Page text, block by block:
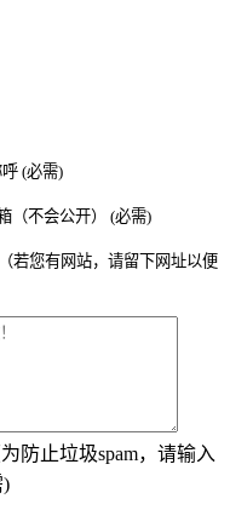
呼 (必需)
（不会公开） (必需)
若您有网站，请留下网址以便
为防止垃圾spam，请输入
)